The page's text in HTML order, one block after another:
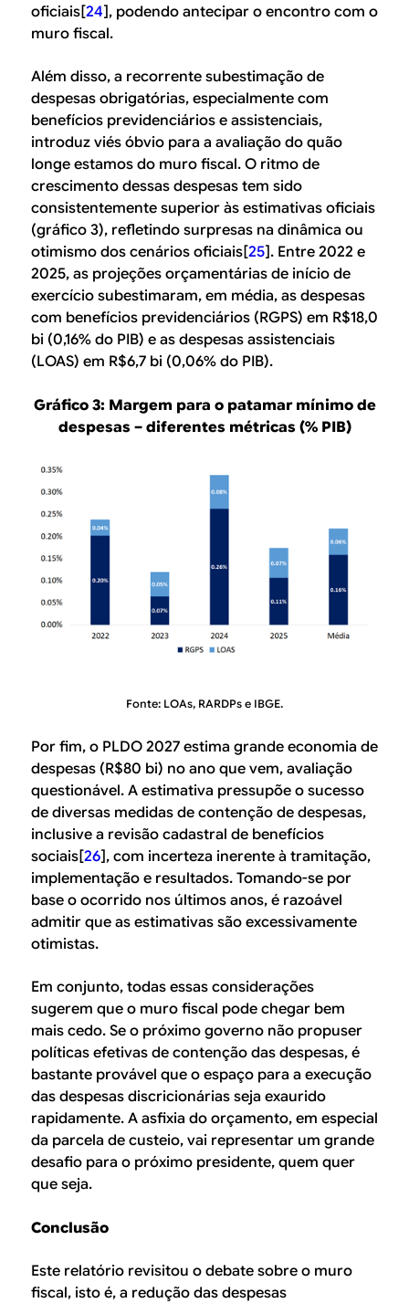
oficiais[24], podendo antecipar o encontro com o
muro fiscal.
Além disso, a recorrente subestimação de
despesas obrigatórias, especialmente com
benefícios previdenciários e assistenciais,
introduz viés óbvio para a avaliação do quão
longe estamos do muro fiscal. O ritmo de
crescimento dessas despesas tem sido
consistentemente superior às estimativas oficiais
(gráfico 3), refletindo surpresas na dinâmica ou
otimismo dos cenários oficiais[25]. Entre 2022 e
2025, as projeções orçamentárias de início de
exercício subestimaram, em média, as despesas
com benefícios previdenciários (RGPS) em R$18,0
bi (0,16% do PIB) e as despesas assistenciais
(LOAS) em R$6,7 bi (0,06% do PIB).
Gráfico 3: Margem para o patamar mínimo de
despesas – diferentes métricas (% PIB)
Fonte: LOAs, RARDPs e IBGE.
Por fim, o PLDO 2027 estima grande economia de
despesas (R$80 bi) no ano que vem, avaliação
questionável. A estimativa pressupõe o sucesso
de diversas medidas de contenção de despesas,
inclusive a revisão cadastral de benefícios
sociais[26], com incerteza inerente à tramitação,
implementação e resultados. Tomando-se por
base o ocorrido nos últimos anos, é razoável
admitir que as estimativas são excessivamente
otimistas.
Em conjunto, todas essas considerações
sugerem que o muro fiscal pode chegar bem
mais cedo. Se o próximo governo não propuser
políticas efetivas de contenção das despesas, é
bastante provável que o espaço para a execução
das despesas discricionárias seja exaurido
rapidamente. A asfixia do orçamento, em especial
da parcela de custeio, vai representar um grande
desafio para o próximo presidente, quem quer
que seja.
Conclusão
Este relatório revisitou o debate sobre o muro
fiscal, isto é, a redução das despesas